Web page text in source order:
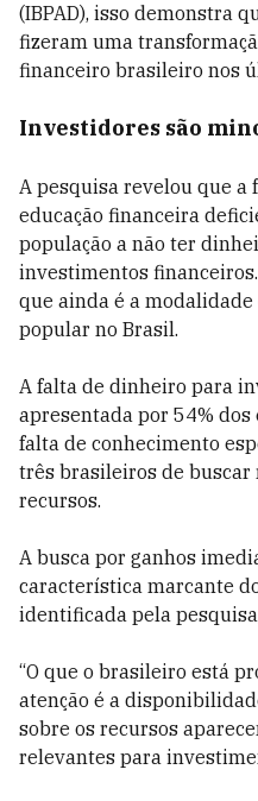
(IBPAD), isso demonstra
fizeram uma
financeiro brasileiro nos
Investidores são
A pesquisa revelou que a
educação financeira
população a não ter
investimentos
que ainda é a
popular no Brasil.
A falta de dinheiro para
apresentada por 54%
falta de conhecimento
três brasileiros de
recursos.
A busca por ganhos
característica marcante
identificada pela
“O que o brasileiro está
atenção é a
sobre os recursos
relevantes para